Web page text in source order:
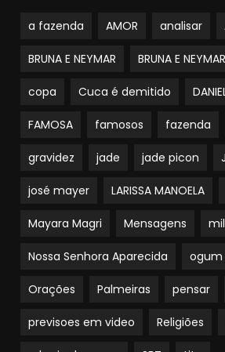
a fazenda AMOR analisar
BRUNA E NEYMAR BRUNA E
copa Cuca é demitido
FAMOSA famosos fazenda
gravidez jade jade picon
josé mayer LARISSA MANOELA
Mayara Magri Mensagens
Nossa Senhora Aparecida ogum
Orações Palmeiras pensar
previsoes em video Religiões